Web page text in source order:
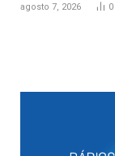
agosto 7, 2026 0